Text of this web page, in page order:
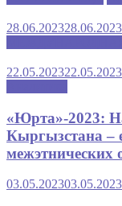
28.06.202328.06.2023
22.05.202322.05.2023
«Юрта»-2023:
Кыргызстана –
межэтнических
03.05.202303.05.2023